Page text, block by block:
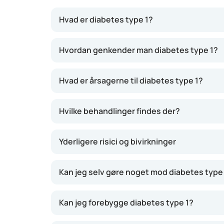
Hvad er diabetes type 1?
regulere blodsukkeret korrekt. Insulin er et
bugspytkirtlen, hjælper med at få glukosen
Hvordan genkender man diabetes type 1?
Hvad er årsagerne til diabetes type 1?
Hvilke behandlinger findes der?
Yderligere risici og bivirkninger
Kan jeg selv gøre noget mod diabetes type
Kan jeg forebygge diabetes type 1?